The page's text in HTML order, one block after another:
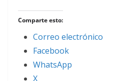
Comparte esto:
Correo electrónico
Facebook
WhatsApp
X